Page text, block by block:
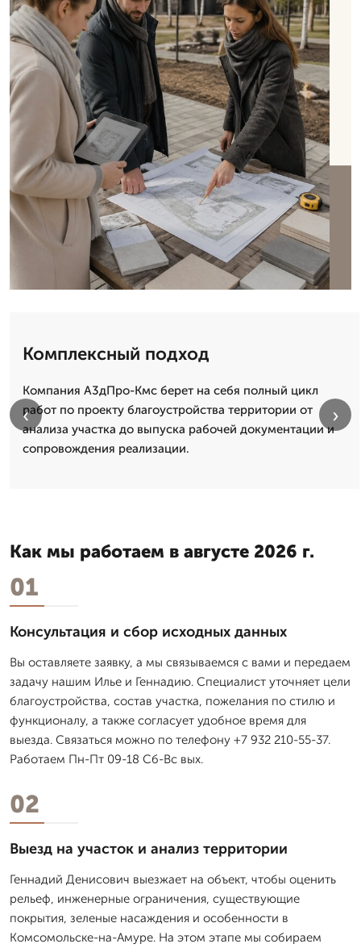
Комплексный подход
Компания А3дПро-Кмс берет на себя полный цикл
работ по проекту благоустройства территории от
анализа участка до выпуска рабочей документации и
сопровождения реализации.
‹ ›
Как мы работаем в августе 2026 г.
01
Консультация и сбор исходных данных
Вы оставляете заявку, а мы связываемся с вами и передаем
задачу нашим Илье и Геннадию. Специалист уточняет цели
благоустройства, состав участка, пожелания по стилю и
функционалу, а также согласует удобное время для
выезда. Связаться можно по телефону +7 932 210-55-37.
Работаем Пн-Пт 09-18 Сб-Вс вых.
02
Выезд на участок и анализ территории
Геннадий Денисович выезжает на объект, чтобы оценить
рельеф, инженерные ограничения, существующие
покрытия, зеленые насаждения и особенности в
Комсомольске-на-Амуре. На этом этапе мы собираем